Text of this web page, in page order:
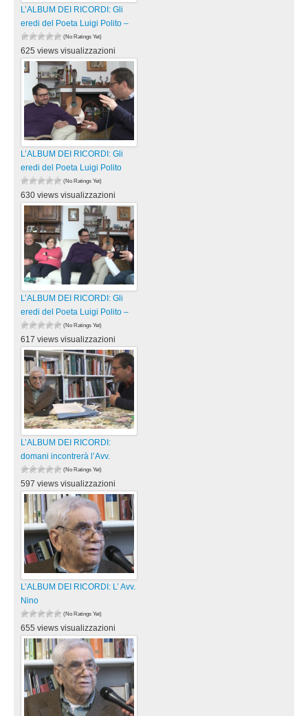
L’ALBUM DEI RICORDI: Gli
eredi del Poeta Luigi Polito –
(No Ratings Yet)
625 views visualizzazioni
L’ALBUM DEI RICORDI: Gli
eredi del Poeta Luigi Polito
(No Ratings Yet)
630 views visualizzazioni
L’ALBUM DEI RICORDI: Gli
eredi del Poeta Luigi Polito –
(No Ratings Yet)
617 views visualizzazioni
L’ALBUM DEI RICORDI:
domani incontrerà l’Avv.
(No Ratings Yet)
597 views visualizzazioni
L’ALBUM DEI RICORDI: L’ Avv.
Nino
(No Ratings Yet)
655 views visualizzazioni